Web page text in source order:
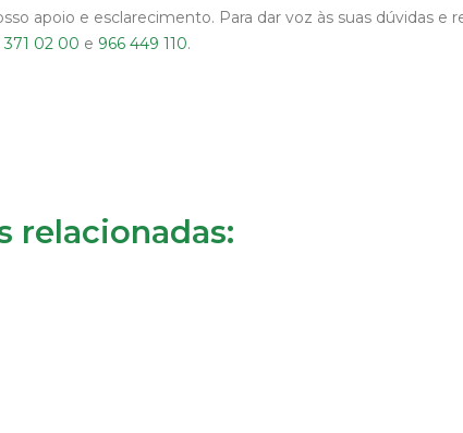
apoio e esclarecimento. Para dar voz às suas dúvidas e
371 02 00 e 966 449 110.
relacionadas: